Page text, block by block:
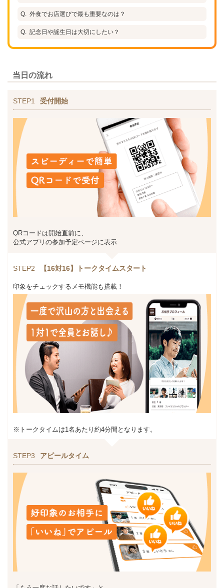
外食でお店選びで最も重要なのは？
記念日や誕生日は大切にしたい？
当日の流れ
STEP1 受付開始
QRコードは開始直前に、
公式アプリの参加予定ページに表示
STEP2 【16対16】トークタイムスタート
印象をチェックするメモ機能も搭載！
※トークタイムは1名あたり約4分間となります。
STEP3 アピールタイム